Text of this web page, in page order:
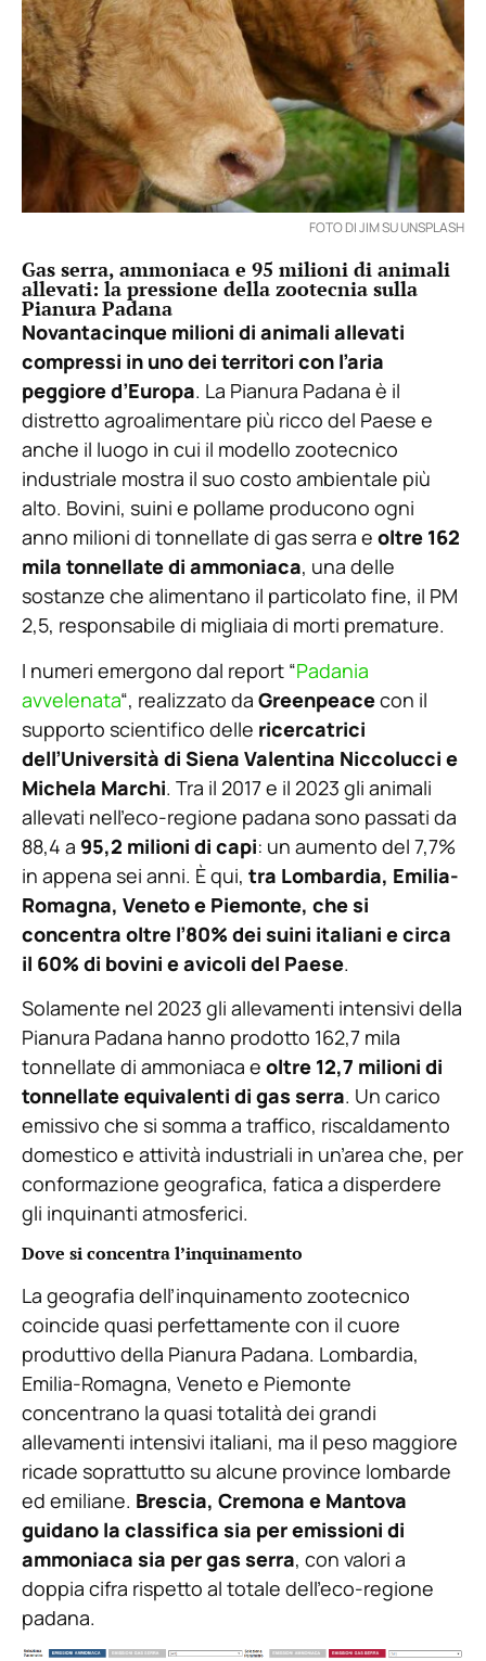
FOTO DI JIM SU UNSPLASH
Gas serra, ammoniaca e 95 milioni di animali
allevati: la pressione della zootecnia sulla
Pianura Padana
Novantacinque milioni di animali allevati
compressi in uno dei territori con l’aria
peggiore d’Europa. La Pianura Padana è il
distretto agroalimentare più ricco del Paese e
anche il luogo in cui il modello zootecnico
industriale mostra il suo costo ambientale più
alto. Bovini, suini e pollame producono ogni
anno milioni di tonnellate di gas serra e oltre 162
mila tonnellate di ammoniaca, una delle
sostanze che alimentano il particolato fine, il PM
2,5, responsabile di migliaia di morti premature.
I numeri emergono dal report “Padania
avvelenata“, realizzato da Greenpeacecon il
supporto scientifico delle ricercatrici
dell’Università di Siena Valentina Niccolucci e
Michela Marchi. Tra il 2017 e il 2023 gli animali
allevati nell’eco-regione padana sono passati da
88,4 a 95,2 milioni di capi: un aumento del 7,7%
in appena sei anni. È qui, tra Lombardia, Emilia-
Romagna, Veneto e Piemonte, che si
concentra oltre l’80% dei suini italiani e circa
il 60% di bovini e avicoli del Paese.
Solamente nel 2023 gli allevamenti intensivi della
Pianura Padana hanno prodotto 162,7 mila
tonnellate di ammoniaca e oltre 12,7 milioni di
tonnellate equivalenti di gas serra. Un carico
emissivo che si somma a traffico, riscaldamento
domestico e attività industriali in un’area che, per
conformazione geografica, fatica a disperdere
gli inquinanti atmosferici.
Dove si concentra l’inquinamento
La geografia dell’inquinamento zootecnico
coincide quasi perfettamente con il cuore
produttivo della Pianura Padana. Lombardia,
Emilia-Romagna, Veneto e Piemonte
concentrano la quasi totalità dei grandi
allevamenti intensivi italiani, ma il peso maggiore
ricade soprattutto su alcune province lombarde
ed emiliane. Brescia, Cremona e Mantova
guidano la classifica sia per emissioni di
ammoniaca sia per gas serra, con valori a
doppia cifra rispetto al totale dell’eco-regione
padana.